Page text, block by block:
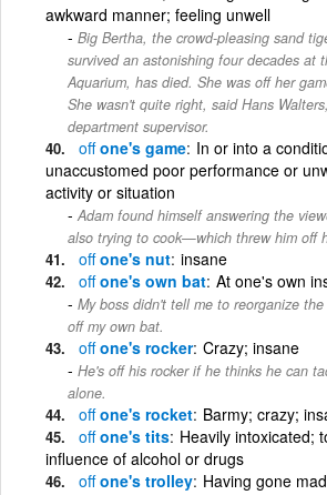
awkward manner; feeling unwell
Big Bertha, the crowd-pleasing sand
survived an astonishing four decades at
Aquarium, has died. She was off her
She wasn't quite right, said Hans
department supervisor.
offone's game In or into a
unaccustomed poor performance or
activity or situation
Adam found himself answering the
also trying to cook—which threw him off
offone's nut insane
offone's own bat At one's own
My boss didn't tell me to reorganize
off my own bat.
offone's rocker Crazy; insane
He's off his rocker if he thinks he can
alone.
offone's rocket Barmy; crazy;
offone's tits Heavily intoxicated;
influence of alcohol or drugs
offone's trolley Having gone